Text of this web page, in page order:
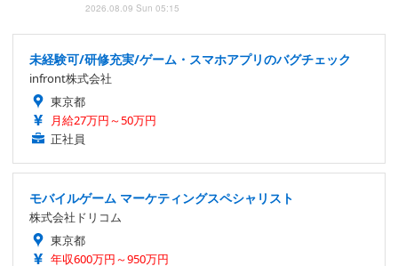
2026.08.09 Sun 05:15
未経験可/研修充実/ゲーム・スマホアプリのバグチェック
infront株式会社
東京都
月給27万円～50万円
正社員
モバイルゲーム マーケティングスペシャリスト
株式会社ドリコム
東京都
年収600万円～950万円